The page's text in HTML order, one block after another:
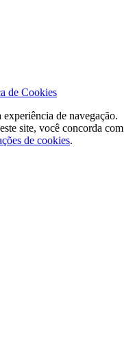
de Cookies
de navegação.
site, você concorda com
de cookies.